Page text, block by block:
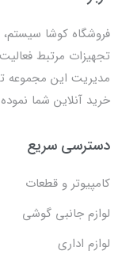
تجهیزات مرتبط
مدیریت این مجموعه
خرید آنلاین شما
دسترسی سریع
کامپیوتر و قطعات
لوازم جانبی گوشی
لوازم اداری